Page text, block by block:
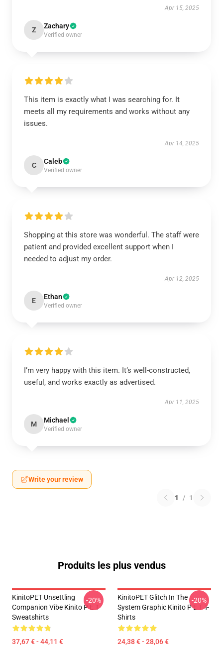
Apr 15, 2025
Z Zachary
Verified owner
This item is exactly what I was searching for. It
meets all my requirements and works without any
issues.
Apr 14, 2025
C Caleb
Verified owner
Shopping at this store was wonderful. The staff were
patient and provided excellent support when I
needed to adjust my order.
Apr 12, 2025
E Ethan
Verified owner
I’m very happy with this item. It’s well-constructed,
useful, and works exactly as advertised.
Apr 11, 2025
M Michael
Verified owner
Write your review
1 / 1
Produits les plus vendus
KinitoPET Unsettling
Companion Vibe Kinito P E T
Sweatshirts
37,67 € - 44,11 €
-20%
KinitoPET Glitch In The
System Graphic Kinito P E T T-
Shirts
24,38 € - 28,06 €
-20%